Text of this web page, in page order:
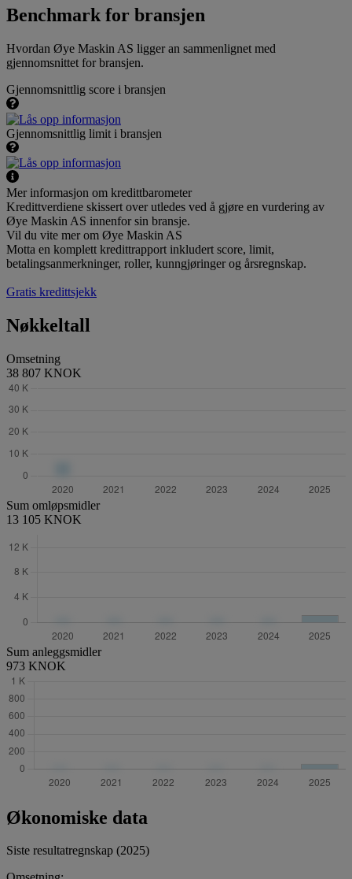
Benchmark for bransjen
Hvordan Øye Maskin AS ligger an sammenlignet med
gjennomsnittet for bransjen.
Gjennomsnittlig score i bransjen
Gjennomsnittlig limit i bransjen
Mer informasjon om kredittbarometer
Kredittverdiene skissert over utledes ved å gjøre en vurdering av
Øye Maskin AS innenfor sin bransje.
Vil du vite mer om Øye Maskin AS
Motta en komplett kredittrapport inkludert score, limit,
betalingsanmerkninger, roller, kunngjøringer og årsregnskap.
Gratis kredittsjekk
Nøkkeltall
Omsetning
38 807 KNOK
Sum omløpsmidler
13 105 KNOK
Sum anleggsmidler
973 KNOK
Økonomiske data
Siste resultatregnskap (2025)